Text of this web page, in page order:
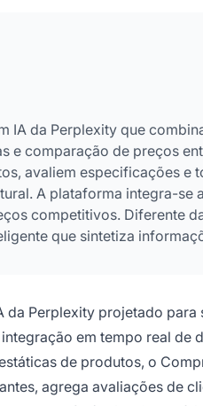
IA da Perplexity que
e comparação de preços
avaliem especificações e
A plataforma integra-se
competitivos. Diferente
que sintetiza
da Perplexity projetado
em tempo real de
de produtos, o
agrega avaliações de